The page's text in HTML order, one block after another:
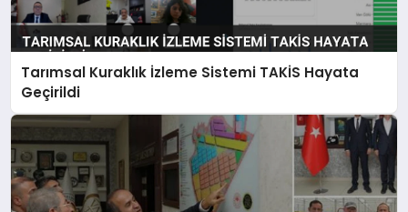
Tarımsal Kuraklık İzleme Sistemi TAKİS Hayata
Geçirildi